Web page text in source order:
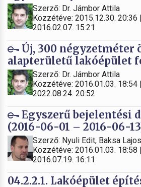
Szerző: Dr. Jámbor Attila
Közzétéve: 2015.12.30.
2016.02.07. 15:21
Új, 300 négyzetméter
alapterületű lakóépület
Szerző: Dr. Jámbor Attila
Közzétéve: 2016.01.03.
2022.08.24. 20:52
Egyszerű bejelentési
(2016-06-01 – 2016-06-
Szerző: Nyuli Edit, Baksa Lajos
Közzétéve: 2016.01.03.
2016.07.19. 16:11
04.2.2.1. Lakóépület